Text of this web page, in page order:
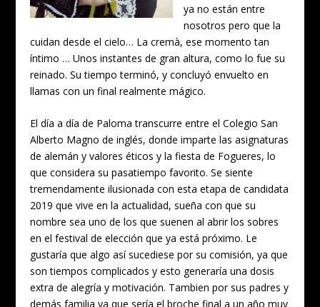
ya no están entre
nosotros pero que la
cuidan desde el cielo… La cremà, ese momento tan
íntimo … Unos instantes de gran altura, como lo fue su
reinado. Su tiempo terminó, y concluyó envuelto en
llamas con un final realmente mágico.
El día a día de Paloma transcurre entre el Colegio San
Alberto Magno de inglés, donde imparte las asignaturas
de alemán y valores éticos y la fiesta de Fogueres, lo
que considera su pasatiempo favorito. Se siente
tremendamente ilusionada con esta etapa de candidata
2019 que vive en la actualidad, sueña con que su
nombre sea uno de los que suenen al abrir los sobres
en el festival de elección que ya está próximo. Le
gustaría que algo así sucediese por su comisión, ya que
son tiempos complicados y esto generaría una dosis
extra de alegría y motivación. Tambien por sus padres y
demás familia ya que sería el broche final a un año muy